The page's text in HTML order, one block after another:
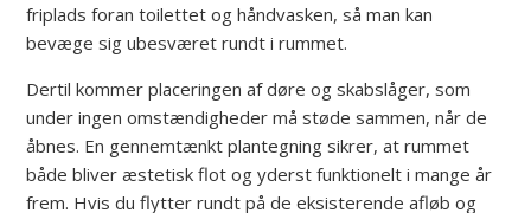
friplads foran toilettet og håndvasken, så man kan
bevæge sig ubesværet rundt i rummet.
Dertil kommer placeringen af døre og skabslåger, som
under ingen omstændigheder må støde sammen, når de
åbnes. En gennemtænkt plantegning sikrer, at rummet
både bliver æstetisk flot og yderst funktionelt i mange år
frem. Hvis du flytter rundt på de eksisterende afløb og